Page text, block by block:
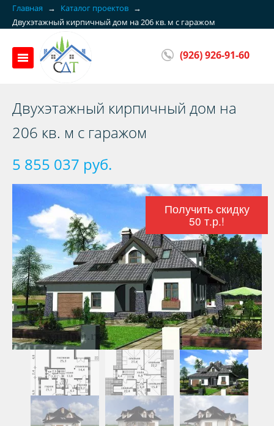
Главная → Каталог проектов →
Двухэтажный кирпичный дом на 206 кв. м с гаражом
(926) 926-91-60
Двухэтажный кирпичный дом на
206 кв. м с гаражом
5 855 037 руб.
Получить скидку
50 т.р.!